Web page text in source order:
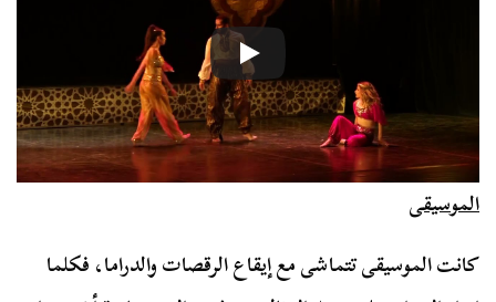
الموسيقى
كانت الموسيقى تتماشى مع إيقاع الرقصات والدراما، فكلما